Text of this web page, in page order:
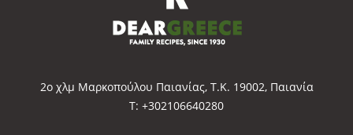
2o χλμ Μαρκοπούλου Παιανίας, Τ.Κ. 19002, Παιανία
Τ: +302106640280